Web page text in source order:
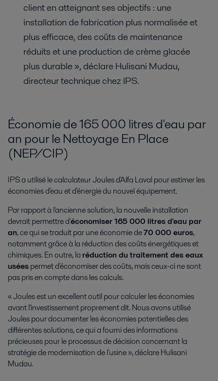
client en atteignant ses objectifs : une
installation de fabrication plus normalisée et
plus efficace, des coûts de maintenance
réduits et une production de crème glacée
plus durable », déclare Hulisani Mudau,
directeur technique chez IPS.
Économie de 165 000 litres d'eau par
an pour le Nettoyage En Place
(NEP/CIP)
IPS a utilisé le calculateur Joules d'Alfa Laval pour estimer les
économies d'eau et d'énergie du nouvel équipement.
Par rapport à l'ancienne solution, la nouvelle installation
devrait permettre d'économiser 165 000 litres d'eau par
an, ce qui se traduit par une économie de70 000 euros,
notamment grâce à la réduction des coûts énergétiques et
chimiques. En outre, la réduction du traitement des eaux
uséespermet d'économiser des coûts, mais ceux-ci ne sont
pas pris en compte dans les calculs.
« Joules est un excellent outil pour calculer les économies
avant l'investissement proprement dit. Nous avons utilisé
Joules pour documenter les économies potentielles des
différentes solutions, ce qui a fourni des informations
précieuses pour le processus de décision concernant la
stratégie de modernisation de l'usine », déclare Hulisani
Mudau.